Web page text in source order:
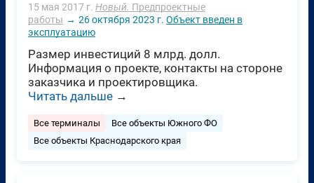
15 мая 2017 г. Новый. Предпроектные
работы → 26 октября 2023 г. Объект введен в
эксплуатацию
Размер инвестиций 8 млрд. долл.
Информация о проекте, контакты на стороне
заказчика и проектировщика.
Читать дальше →
Все терминалы
Все объекты Южного ФО
Все объекты Краснодарского края